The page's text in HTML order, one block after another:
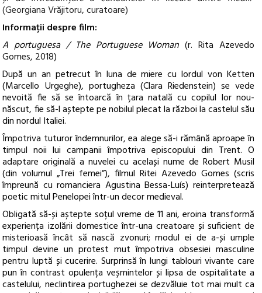
(Georgiana Vrăjitoru, curatoare)
Informații despre film:
A portuguesa / The Portuguese Woman (r. Rita Azevedo
Gomes, 2018)
După un an petrecut în luna de miere cu lordul von Ketten
(Marcello Urgeghe), portugheza (Clara Riedenstein) se vede
nevoită fie să se întoarcă în țara natală cu copilul lor nou-
născut, fie să-l aștepte pe nobilul plecat la război la castelul său
din nordul Italiei.
Împotriva tuturor îndemnurilor, ea alege să-i rămână aproape în
timpul noii lui campanii împotriva episcopului din Trent. O
adaptare originală a nuvelei cu același nume de Robert Musil
(din volumul „Trei femei”), filmul Ritei Azevedo Gomes (scris
împreună cu romanciera Agustina Bessa-Luís) reinterpretează
poetic mitul Penelopei într-un decor medieval.
Obligată să-și aștepte soțul vreme de 11 ani, eroina transformă
experiența izolării domestice într-una creatoare și suficient de
misterioasă încât să nască zvonuri; modul ei de a-și umple
timpul devine un protest mut împotriva obsesiei masculine
pentru luptă și cucerire. Surprinsă în lungi tablouri vivante care
pun în contrast opulența veșmintelor și lipsa de ospitalitate a
castelului, neclintirea portughezei se dezvăluie tot mai mult ca